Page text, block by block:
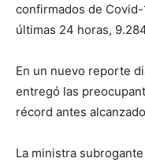
confirmados de Covid-
últimas 24 horas,
En un nuevo reporte
entregó las
récord antes
La ministra